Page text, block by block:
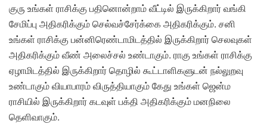
குரு உங்கள் ராசிக்கு பதினொன்றாம் வீட்டில் இருக்கிறார் வங்கி
சேமிப்பு அதிகரிக்கும் செல்வச்சேர்க்கை அதிகரிக்கும். சனி
உங்கள் ராசிக்கு பன்னிரெண்டாமிடத்தில் இருக்கிறார் செலவுகள்
அதிகரிக்கும் வீண் அலைச்சல் உண்டாகும். ராகு உங்கள் ராசிக்கு
ஏழாமிடத்தில் இருக்கிறார் தொழில் கூட்டாளிகளுடன் நல்லுறவு
உண்டாகும் வியாபாரம் விருத்தியாகும் கேது உங்கள் ஜென்ம
ராசியில் இருக்கிறார் கடவுள் பக்தி அதிகரிக்கும் மனநிலை
தெளிவாகும்.